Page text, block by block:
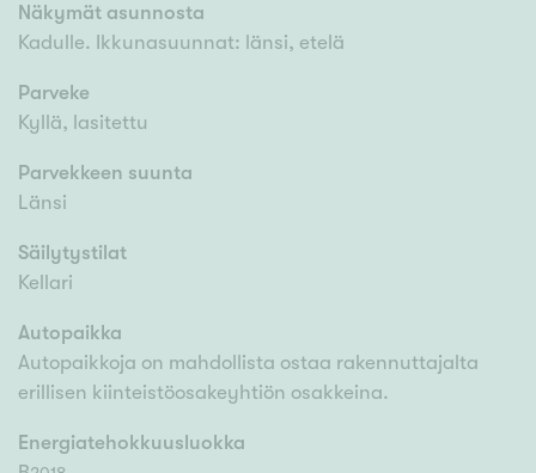
Näkymät asunnosta
Kadulle. Ikkunasuunnat: länsi, etelä
Parveke
Kyllä, lasitettu
Parvekkeen suunta
Länsi
Säilytystilat
Kellari
Autopaikka
Autopaikkoja on mahdollista ostaa rakennuttajalta
erillisen kiinteistöosakeyhtiön osakkeina.
Energiatehokkuusluokka